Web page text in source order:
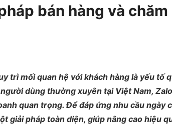
bán hàng và
trì mối quan hệ với khách hàng là yếu tố
dùng thường xuyên tại Việt Nam,
quan trọng. Để đáp ứng nhu cầu ngày
giải pháp toàn diện, giúp nâng cao hiệu